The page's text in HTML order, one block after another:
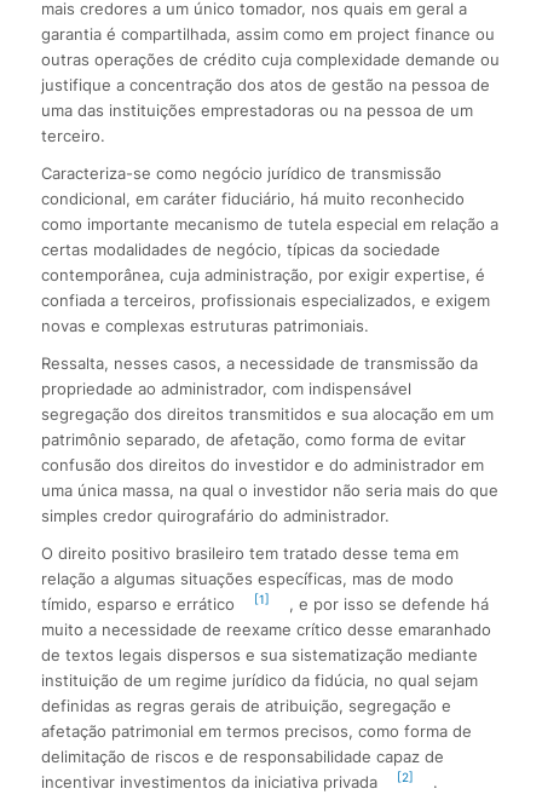
mais credores a um único tomador, nos quais em geral a
garantia é compartilhada, assim como em project finance ou
outras operações de crédito cuja complexidade demande ou
justifique a concentração dos atos de gestão na pessoa de
uma das instituições emprestadoras ou na pessoa de um
terceiro.
Caracteriza-se como negócio jurídico de transmissão
condicional, em caráter fiduciário, há muito reconhecido
como importante mecanismo de tutela especial em relação a
certas modalidades de negócio, típicas da sociedade
contemporânea, cuja administração, por exigir expertise, é
confiada a terceiros, profissionais especializados, e exigem
novas e complexas estruturas patrimoniais.
Ressalta, nesses casos, a necessidade de transmissão da
propriedade ao administrador, com indispensável
segregação dos direitos transmitidos e sua alocação em um
patrimônio separado, de afetação, como forma de evitar
confusão dos direitos do investidor e do administrador em
uma única massa, na qual o investidor não seria mais do que
simples credor quirografário do administrador.
O direito positivo brasileiro tem tratado desse tema em
relação a algumas situações específicas, mas de modo
tímido, esparso e errático
[1]
, e por isso se defende há
muito a necessidade de reexame crítico desse emaranhado
de textos legais dispersos e sua sistematização mediante
instituição de um regime jurídico da fidúcia, no qual sejam
definidas as regras gerais de atribuição, segregação e
afetação patrimonial em termos precisos, como forma de
delimitação de riscos e de responsabilidade capaz de
incentivar investimentos da iniciativa privada
[2] .